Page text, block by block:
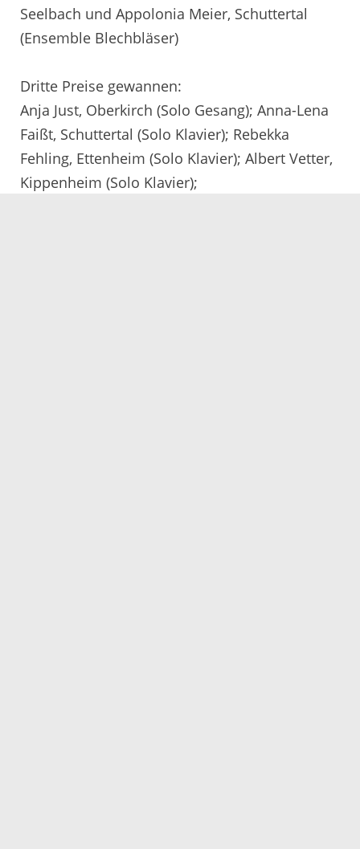
Seelbach und Appolonia Meier, Schuttertal
(Ensemble Blechbläser)
Dritte Preise gewannen:
Anja Just, Oberkirch (Solo Gesang); Anna-Lena
Faißt, Schuttertal (Solo Klavier); Rebekka
Fehling, Ettenheim (Solo Klavier); Albert Vetter,
Kippenheim (Solo Klavier);